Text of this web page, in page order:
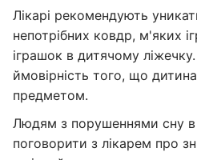
Лікарі рекомендують
непотрібних ковдр, м'яких
іграшок в дитячому
ймовірність того, що
предметом.
Людям з порушеннями сну в
поговорити з лікарем про